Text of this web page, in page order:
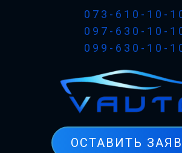
073-610-10-
097-630-10-
099-630-10-
ОСТАВИТЬ